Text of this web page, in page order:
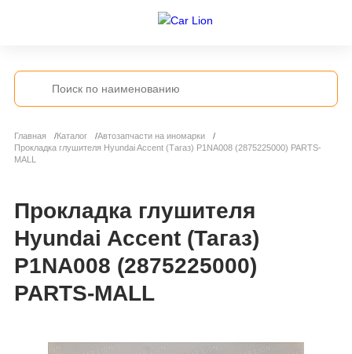
Главная Каталог
Автозапчасти на иномарки
Прокладка глушителя Hyundai Accent (Тагаз) P1NA008 (2875225000) PARTS-
MALL
Прокладка глушителя
Hyundai Accent (Тагаз)
P1NA008 (2875225000)
PARTS-MALL